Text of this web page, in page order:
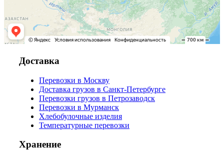
Доставка
Перевозки в Москву
Доставка грузов в Санкт-Петербурге
Перевозки грузов в Петрозаводск
Перевозки в Мурманск
Хлебобулочные изделия
Температурные перевозки
Хранение